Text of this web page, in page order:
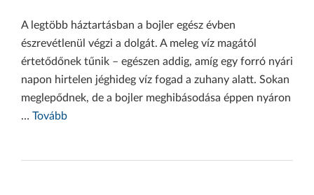
A legtöbb háztartásban a bojler egész évben
észrevétlenül végzi a dolgát. A meleg víz magától
értetődőnek tűnik – egészen addig, amíg egy forró nyári
napon hirtelen jéghideg víz fogad a zuhany alatt. Sokan
meglepődnek, de a bojler meghibásodása éppen nyáron
… Tovább